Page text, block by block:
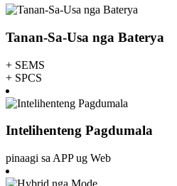
Tanan-Sa-Usa nga Baterya
+ SEMS
+ SPCS
Intelihenteng Pagdumala
pinaagi sa APP ug Web